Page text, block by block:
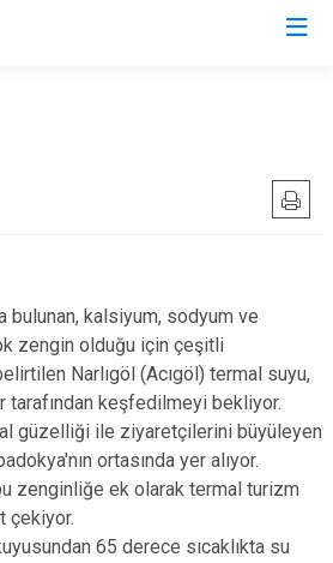
bulunan, kalsiyum, sodyum ve
zengin olduğu için çeşitli
Narlıgöl (Acıgöl) termal suyu,
tarafından keşfedilmeyi bekliyor.
güzelliği ile ziyaretçilerini büyüleyen
ortasında yer alıyor.
zenginliğe ek olarak termal turizm
çekiyor.
65 derece sıcaklıkta su